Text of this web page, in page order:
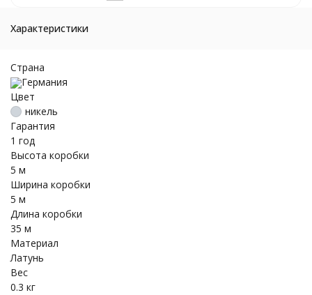
Характеристики
Страна
Германия
Цвет
никель
Гарантия
1 год
Высота коробки
5 м
Ширина коробки
5 м
Длина коробки
35 м
Материал
Латунь
Вес
0.3 кг